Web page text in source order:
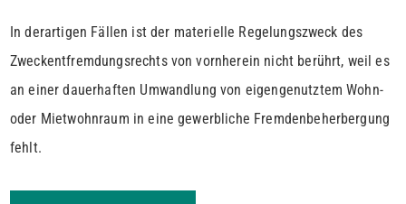
In derartigen Fällen ist der materielle Regelungszweck des
Zweckentfremdungsrechts von vornherein nicht berührt, weil es
an einer dauerhaften Umwandlung von eigengenutztem Wohn-
oder Mietwohnraum in eine gewerbliche Fremdenbeherbergung
fehlt.